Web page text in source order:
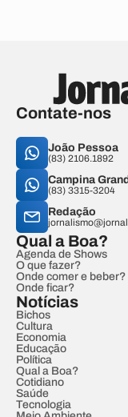
Contate-nos
João Pessoa
(83) 2106.1892
Campina
(83) 3315-3204
Redação
Qual a Boa?
Agenda de Shows
O que fazer?
Onde comer e beber?
Onde ficar?
Notícias
Bichos
Cultura
Economia
Educação
Política
Qual a Boa?
Cotidiano
Saúde
Tecnologia